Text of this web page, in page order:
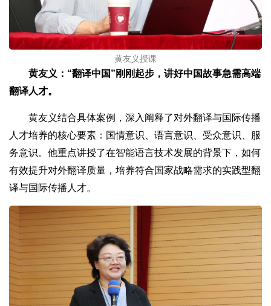
黄友义授课
黄友义：“翻译中国”刚刚起步，讲好中国故事急需高端
翻译人才。
黄友义结合具体案例，深入阐释了对外翻译与国际传播
人才培养的核心要素：国情意识、语言意识、受众意识、服
务意识。他重点讲授了在智能语言技术发展的背景下，如何
有效提升对外翻译质量，培养符合国家战略需求的实践型翻
译与国际传播人才。